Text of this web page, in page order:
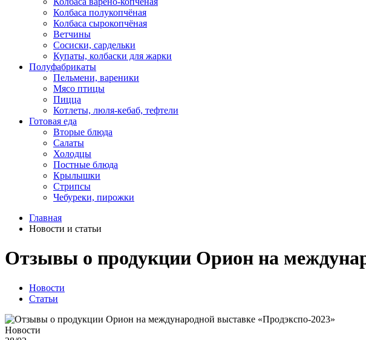
Колбаса полукопчёная
Колбаса сырокопчёная
Ветчины
Сосиски, сардельки
Купаты, колбаски для жарки
Полуфабрикаты
Пельмени, вареники
Мясо птицы
Пицца
Котлеты, люля-кебаб, тефтели
Готовая еда
Вторые блюда
Салаты
Холодцы
Постные блюда
Крылышки
Стрипсы
Чебуреки, пирожки
Главная
Новости и статьи
Отзывы о продукции Орион на
Новости
Статьи
Новости